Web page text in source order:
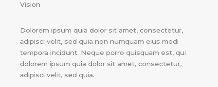
Vision
Dolorem ipsum quia dolor sit amet, consectetur,
adipisci velit, sed quia non numquam eius modi
tempora incidunt. Neque porro quisquam est, qui
dolorem ipsum quia dolor sit amet, consectetur,
adipisci velit, sed quia.